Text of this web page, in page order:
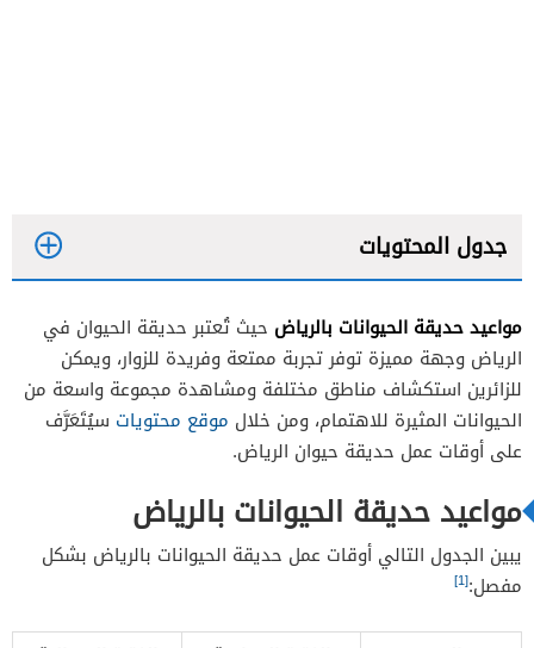
جدول المحتويات
مواعيد حديقة الحيوانات بالرياض حيث تُعتبر حديقة الحيوان في
الرياض وجهة مميزة توفر تجربة ممتعة وفريدة للزوار، ويمكن
للزائرين استكشاف مناطق مختلفة ومشاهدة مجموعة واسعة من
الحيوانات المثيرة للاهتمام، ومن خلال موقع محتويات سيُتَعَرَّف
على أوقات عمل حديقة حيوان الرياض.
مواعيد حديقة الحيوانات بالرياض
يبين الجدول التالي أوقات عمل حديقة الحيوانات بالرياض بشكل
مفصل:[1]